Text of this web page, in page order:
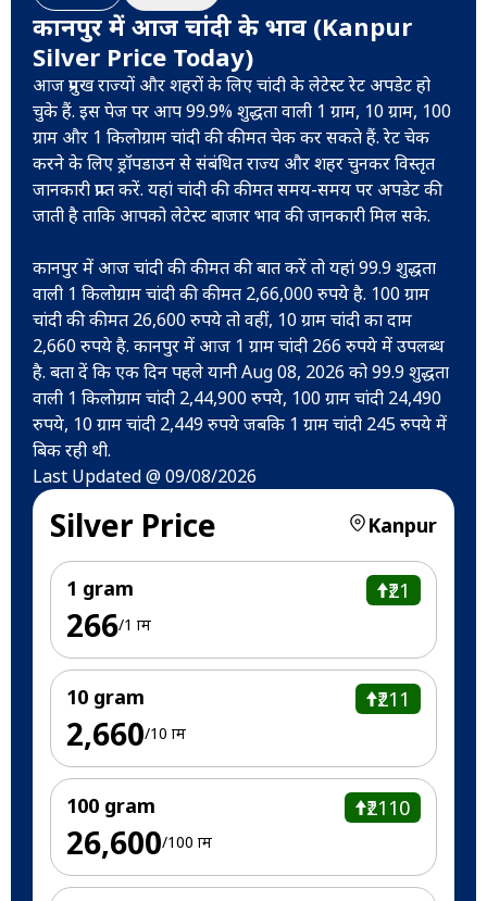
कानपुर में आज चांदी के भाव (Kanpur
Silver Price Today)
आज प्रमुख राज्यों और शहरों के लिए चांदी के लेटेस्ट रेट अपडेट हो
चुके हैं. इस पेज पर आप 99.9% शुद्धता वाली 1 ग्राम, 10 ग्राम, 100
ग्राम और 1 किलोग्राम चांदी की कीमत चेक कर सकते हैं. रेट चेक
करने के लिए ड्रॉपडाउन से संबंधित राज्य और शहर चुनकर विस्तृत
जानकारी प्राप्त करें. यहां चांदी की कीमत समय-समय पर अपडेट की
जाती है ताकि आपको लेटेस्ट बाजार भाव की जानकारी मिल सके.
कानपुर में आज चांदी की कीमत की बात करें तो यहां 99.9 शुद्धता
वाली 1 किलोग्राम चांदी की कीमत 2,66,000 रुपये है. 100 ग्राम
चांदी की कीमत 26,600 रुपये तो वहीं, 10 ग्राम चांदी का दाम
2,660 रुपये है. कानपुर में आज 1 ग्राम चांदी 266 रुपये में उपलब्ध
है. बता दें कि एक दिन पहले यानी Aug 08, 2026 को 99.9 शुद्धता
वाली 1 किलोग्राम चांदी 2,44,900 रुपये, 100 ग्राम चांदी 24,490
रुपये, 10 ग्राम चांदी 2,449 रुपये जबकि 1 ग्राम चांदी 245 रुपये में
बिक रही थी.
Last Updated @ 09/08/2026
Silver Price Kanpur
1 gram ₹21
₹266/1 ग्राम
10 gram ₹211
₹2,660/10 ग्राम
100 gram ₹2110
₹26,600/100 ग्राम